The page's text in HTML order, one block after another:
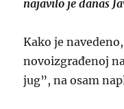
najavilo je danas
Kako je
novoizgrađenoj
jug”, na osam